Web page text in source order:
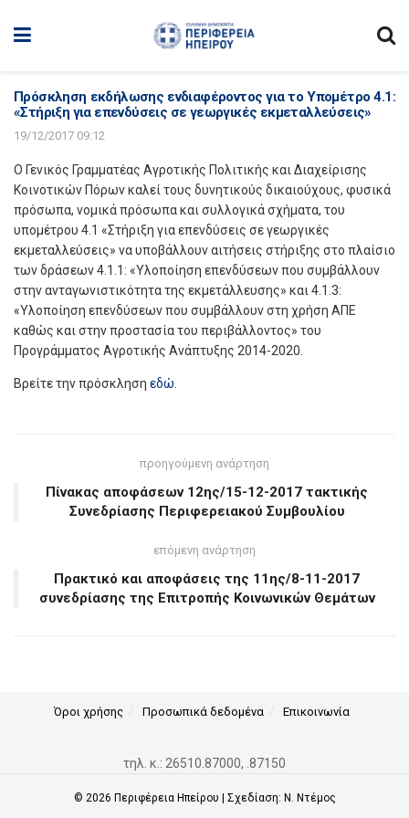
Πρόσκληση εκδήλωσης ενδιαφέροντος για το Υπομέτρο 4.1:
«Στήριξη για επενδύσεις σε γεωργικές εκμεταλλεύσεις»
19/12/2017 09:12
Ο Γενικός Γραμματέας Αγροτικής Πολιτικής και Διαχείρισης
Κοινοτικών Πόρων καλεί τους δυνητικούς δικαιούχους, φυσικά
πρόσωπα, νομικά πρόσωπα και συλλογικά σχήματα, του
υπομέτρου 4.1 «Στήριξη για επενδύσεις σε γεωργικές
εκμεταλλεύσεις» να υποβάλλουν αιτήσεις στήριξης στο πλαίσιο
των δράσεων 4.1.1: «Υλοποίηση επενδύσεων που συμβάλλουν
στην ανταγωνιστικότητα της εκμετάλλευσης» και 4.1.3:
«Υλοποίηση επενδύσεων που συμβάλλουν στη χρήση ΑΠΕ
καθώς και στην προστασία του περιβάλλοντος» του
Προγράμματος Αγροτικής Ανάπτυξης 2014-2020.
Βρείτε την πρόσκληση εδώ
προηγούμενη ανάρτηση
Πίνακας αποφάσεων 12ης/15-12-2017 τακτικής
Συνεδρίασης Περιφερειακού Συμβουλίου
επόμενη ανάρτηση
Πρακτικό και αποφάσεις της 11ης/8-11-2017
συνεδρίασης της Επιτροπής Κοινωνικών Θεμάτων
Όροι χρήσης Προσωπικά δεδομένα Επικοινωνία
τηλ. κ.: 26510.87000, .87150
© 2026 Περιφέρεια Ηπείρου | Σχεδίαση: Ν. Ντέμος